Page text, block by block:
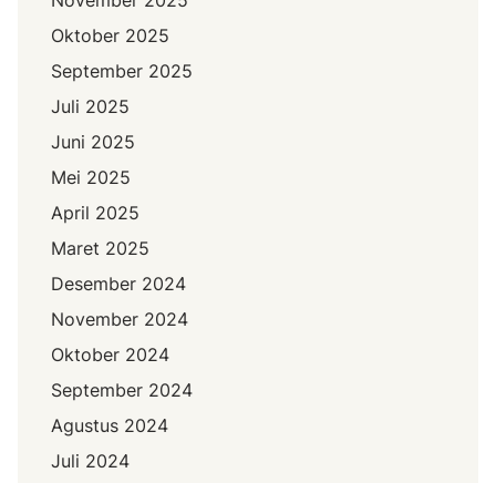
Oktober 2025
September 2025
Juli 2025
Juni 2025
Mei 2025
April 2025
Maret 2025
Desember 2024
November 2024
Oktober 2024
September 2024
Agustus 2024
Juli 2024